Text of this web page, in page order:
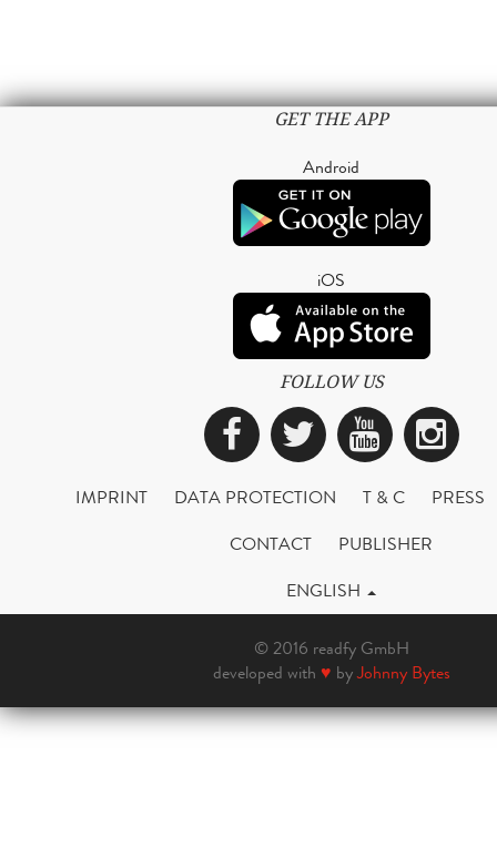
GET THE APP
Android
iOS
FOLLOW US
Facebook
Twitter
IMPRINT DATA PROTECTION T & C
PRESS
CONTACT
PUBLISHER
ENGLISH
© 2016 readfy GmbH
developed with ♥ byJohnny Bytes